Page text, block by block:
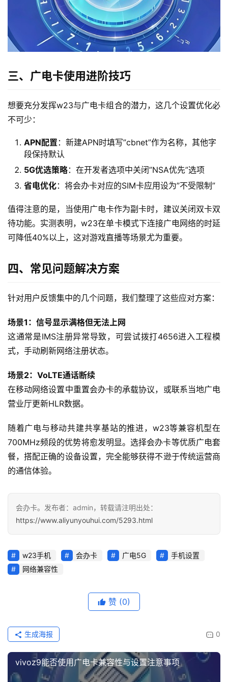
页
流
量
带
身
W
i
讯
更
多
页
三、广电卡使用进阶技巧
想要充分发挥w23与广电卡组合的潜力，这几个设置优化必
不可少：
APN配置 ：新建APN时填写”cbnet”作为名称，其他字
段保持默认
5G优选策略：在开发者选项中关闭”NSA优先”选项
省电优化：将会办卡对应的SIM卡应用设为”不受限制”
值得注意的是，当使用广电卡作为副卡时，建议关闭双卡双
待功能。实测表明，w23在单卡模式下连接广电网络的时延
可降低40%以上，这对游戏直播等场景尤为重要。
四、常见问题解决方案
针对用户反馈集中的几个问题，我们整理了这些应对方案：
场景1：信号显示满格但无法上网
这通常是IMS注册异常导致，可尝试拨打4656进入工程模
式，手动刷新网络注册状态。
场景2：VoLTE通话断续
在移动网络设置中重置会办卡的承载协议，或联系当地广电
营业厅更新HLR数据。
随着广电与移动共建共享基站的推进，w23等兼容机型在
700MHz频段的优势将愈发明显。选择会办卡等优质广电套
餐，搭配正确的设备设置，完全能够获得不逊于传统运营商
的通信体验。
会办卡。发布者：admin，转载请注明出处：
https://www.aliyunyouhui.com/5293.html
w23手机 会办卡 广电5G
手机设置
网络兼容性
赞 (0)
0
生成海报
vivoz9能否使用广电卡兼容性与设置注意事项